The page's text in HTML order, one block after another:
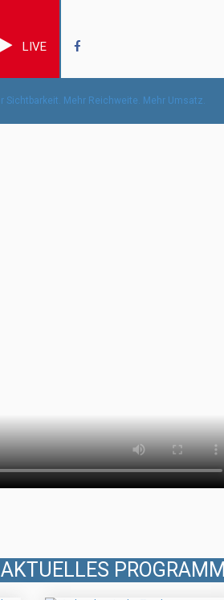
LIVE
AKTUELLES PROGRAMM